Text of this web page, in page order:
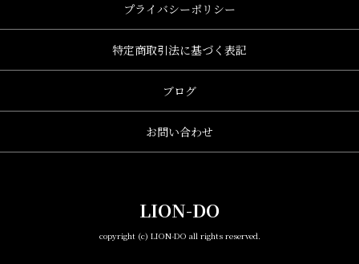
プライバシーポリシー
特定商取引法に基づく表記
ブログ
お問い合わせ
LION-DO
copyright (c) LION-DO all rights reserved.